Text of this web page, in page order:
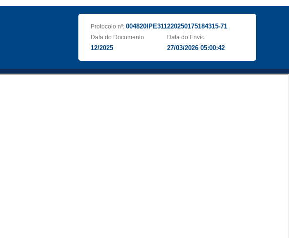
Protocolo nº: 004820IPE311220250175184315-71
Data do Documento
12/2025
Data do Envio
27/03/2026 05:00:42